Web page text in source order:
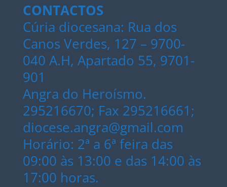
CONTACTOS
Cúria diocesana: Rua dos
Canos Verdes, 127 – 9700-
040 A.H, Apartado 55, 9701-
901
Angra do Heroísmo.
295216670; Fax 295216661;
diocese.angra@gmail.com
Horário: 2ª a 6ª feira das
09:00 às 13:00 e das 14:00 às
17:00 horas.